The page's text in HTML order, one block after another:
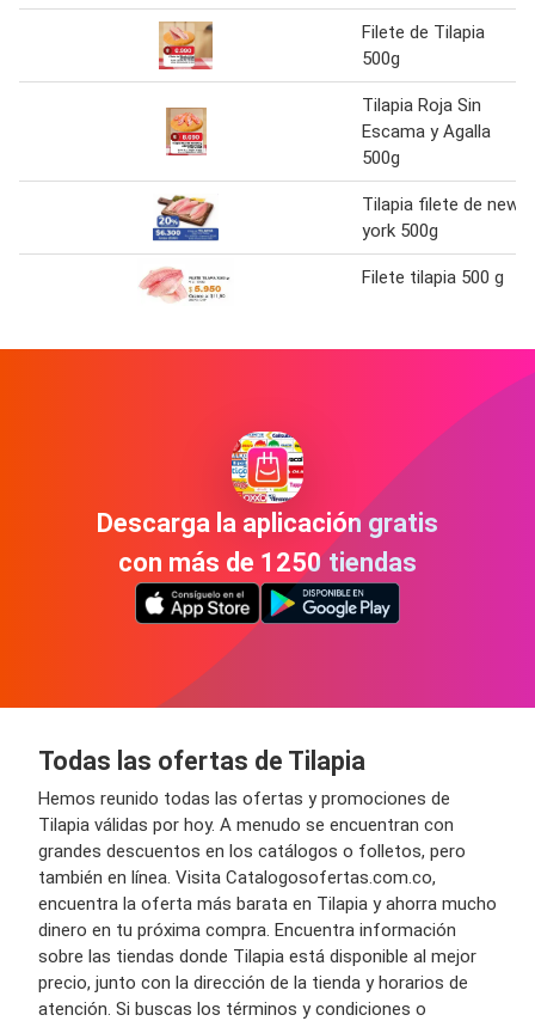
Filete de Tilapia
500g
Tilapia Roja Sin
Escama y Agalla
500g
Tilapia filete de new
york 500g
Filete tilapia 500 g
Descarga la aplicación gratis
con más de 1250 tiendas
Todas las ofertas de Tilapia
Hemos reunido todas las ofertas y promociones de
Tilapia válidas por hoy. A menudo se encuentran con
grandes descuentos en los catálogos o folletos, pero
también en línea. Visita Catalogosofertas.com.co,
encuentra la oferta más barata en Tilapia y ahorra mucho
dinero en tu próxima compra. Encuentra información
sobre las tiendas donde Tilapia está disponible al mejor
precio, junto con la dirección de la tienda y horarios de
atención. Si buscas los términos y condiciones o